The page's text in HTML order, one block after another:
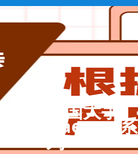
韩国大宇
Daewoo系
列